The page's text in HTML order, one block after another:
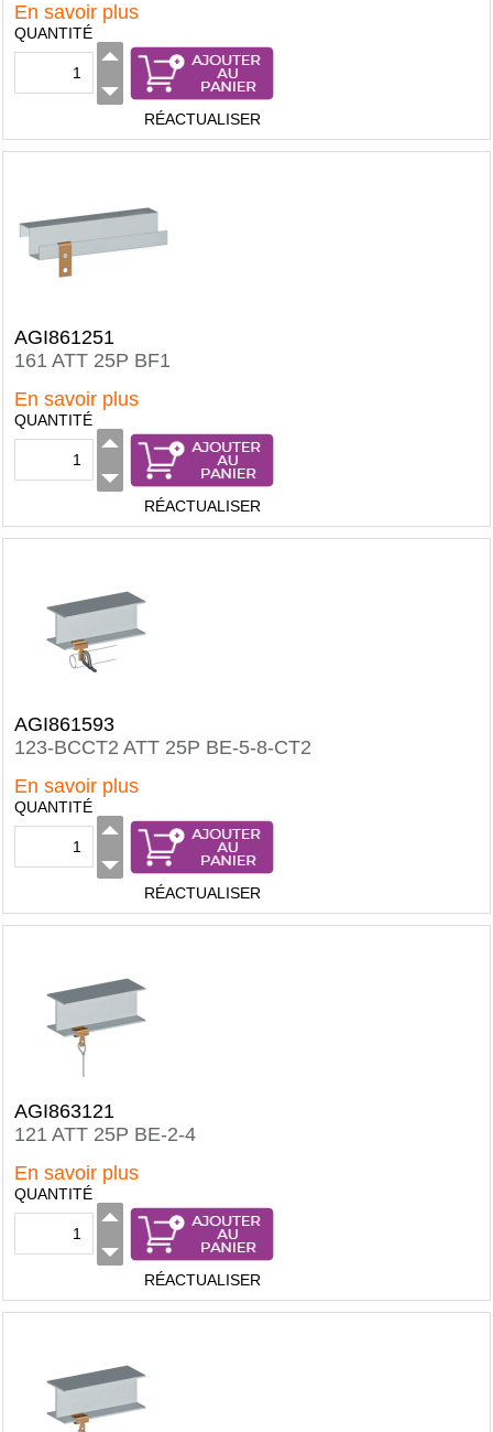
En savoir plus
QUANTITÉ
RÉACTUALISER
AGI861251
161 ATT 25P BF1
En savoir plus
QUANTITÉ
RÉACTUALISER
AGI861593
123-BCCT2 ATT 25P BE-5-8-CT2
En savoir plus
QUANTITÉ
RÉACTUALISER
AGI863121
121 ATT 25P BE-2-4
En savoir plus
QUANTITÉ
RÉACTUALISER